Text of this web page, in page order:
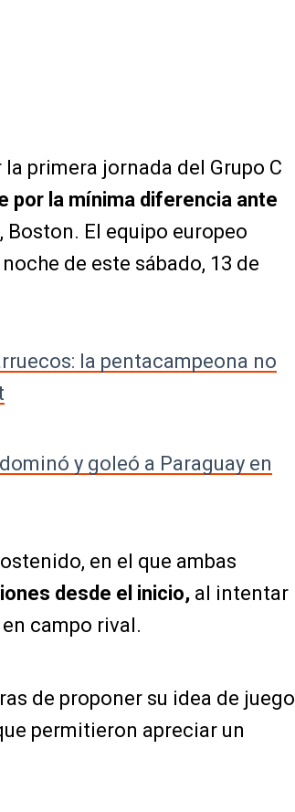
primera jornada del Grupo C
por la mínima diferencia ante
El equipo europeo
de este sábado, 13 de
la pentacampeona no
y goleó a Paraguay en
en el que ambas
desde el inicio, al intentar
campo rival.
de proponer su idea de juego
permitieron apreciar un